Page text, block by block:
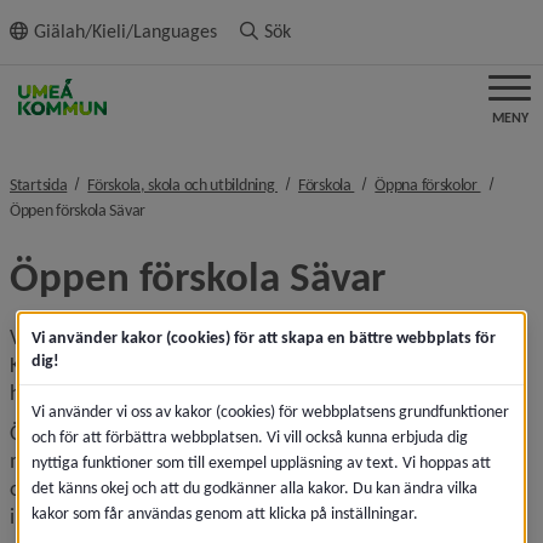
innehållet
Giälah/Kieli/Languages Sök
MENY
Startsida Förskola, skola och utbildning nivå i brödsmulenavigeringen
Förskola nivå i brödsmulenavigeringen
Öppna förskolor nivå i
Öppen förskola Sävarnivå i brödsmulenavigeringen
Öppen förskola Sävar
Välkommen till öppen förskola i Sävar. Du hittar oss i på
Kungsvägen 10, gamla kommunkontoret, strax intill Sävar
hälsocentral.
Öppen förskola är en mötesplats där föräldrar tillsammans
med sina barn träffar andra vuxna och barn, för att umgås
och leka. Vi erbjuder pedagogisk verksamhet som
innehåller rörelse, lek, pyssel med mera.
Vi använder kakor (cookies) för att skapa en bättre webbplats för
dig!
Vi använder vi oss av kakor (cookies) för webbplatsens grundfunktioner
och för att förbättra webbplatsen. Vi vill också kunna erbjuda dig
nyttiga funktioner som till exempel uppläsning av text. Vi hoppas att
det känns okej och att du godkänner alla kakor. Du kan ändra vilka
kakor som får användas genom att klicka på inställningar.